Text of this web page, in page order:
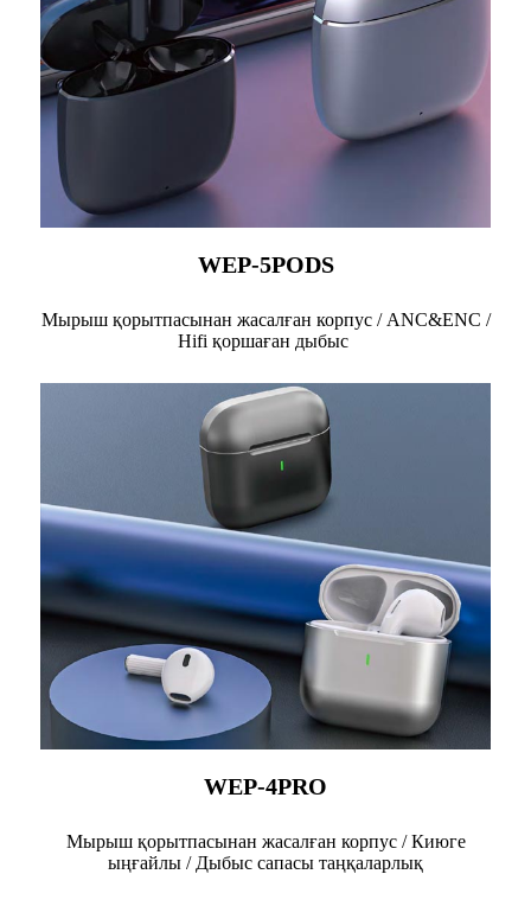
WEP-5PODS
Мырыш қорытпасынан жасалған корпус / ANC&ENC /
Hifi қоршаған дыбыс
WEP-4PRO
Мырыш қорытпасынан жасалған корпус / Киюге
ыңғайлы / Дыбыс сапасы таңқаларлық